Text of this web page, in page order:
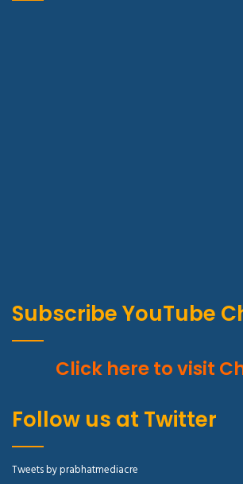
Subscribe YouTube
Click here to visit
Follow us at Twitter
Tweets by prabhatmediacre